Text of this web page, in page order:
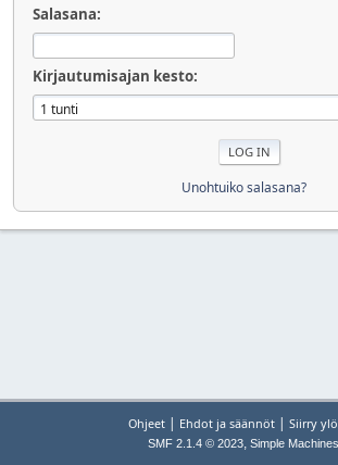
Salasana:
Kirjautumisajan kesto:
Unohtuiko salasana?
Ohjeet | Ehdot ja säännöt | Siirry
SMF 2.1.4 © 2023, Simple Machines